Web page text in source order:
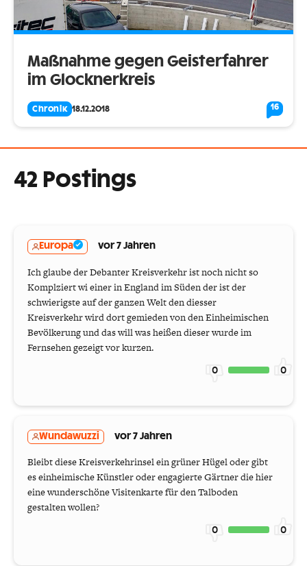
Maßnahme gegen Geisterfahrer
im Glocknerkreis
Chronik 18.12.2018 16
42 Postings
Europa vor 7 Jahren
Ich glaube der Debanter Kreisverkehr ist noch nicht so
Komplziert wi einer in England im Süden der ist der
schwierigste auf der ganzen Welt den diesser
Kreisverkehr wird dort gemieden von den Einheimischen
Bevölkerung und das will was heißen dieser wurde im
Fernsehen gezeigt vor kurzen.
0 0
Wundawuzzi vor 7 Jahren
Bleibt diese Kreisverkehrinsel ein grüner Hügel oder gibt
es einheimische Künstler oder engagierte Gärtner die hier
eine wunderschöne Visitenkarte für den Talboden
gestalten wollen?
0 0